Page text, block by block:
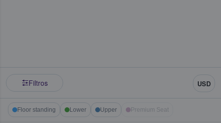
Filtros USD
Floor standing Lower Upper Premium Seat